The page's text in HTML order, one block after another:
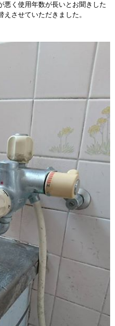
悪く使用年数が長いとお聞きした
させていただきました。